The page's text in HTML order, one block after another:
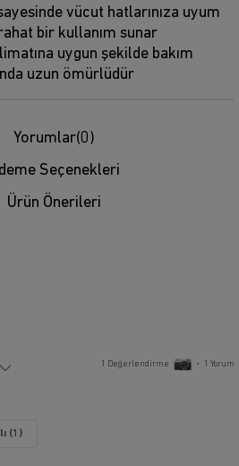
vücut hatlarınıza uyum
bir kullanım sunar
uygun şekilde bakım
uzun ömürlüdür
Yorumlar(0)
Seçenekleri
Ürün Önerileri
1 Değerlendirme • 1 Yorum
(1)